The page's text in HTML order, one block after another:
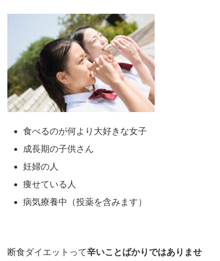
食べるのが何より大好きな女子
成長期の子供さん
妊婦の人
痩せている人
病気療養中（投薬を含みます）
断食ダイエットって辛いことばかりではありませ